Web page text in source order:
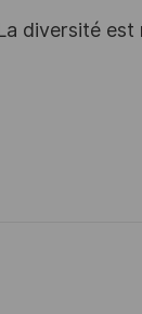
diversité est